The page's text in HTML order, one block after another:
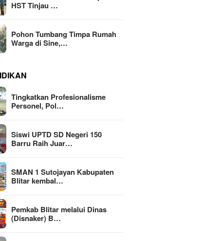
HST Tinjau …
Pohon Tumbang Timpa Rumah
Warga di Sine,…
Tingkatkan Profesionalisme
Personel, Pol…
Siswi UPTD SD Negeri 150
Barru Raih Juar…
SMAN 1 Sutojayan Kabupaten
Blitar kembal…
Pemkab Blitar melalui Dinas
(Disnaker) B…